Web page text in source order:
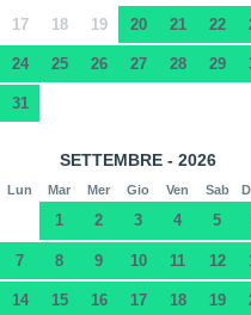
17 18 19 20 21 22
24 25 26 27 28 29
31
SETTEMBRE - 2026
Lun Mar Mer Gio Ven Sab
1 2 3 4 5
7 8 9 10 11 12
14 15 16 17 18 19